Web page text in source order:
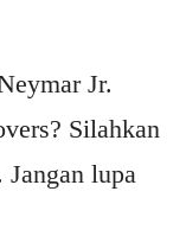
Jr.
Silahkan
lupa